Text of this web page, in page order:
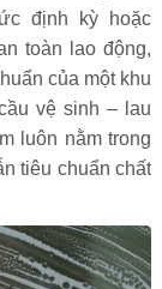
định kỳ hoặc
toàn lao động,
của một khu
vệ sinh – lau
luôn nằm trong
tiêu chuẩn chất